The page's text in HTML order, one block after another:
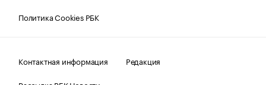
Политика Cookies РБК
Контактная информация
Редакция